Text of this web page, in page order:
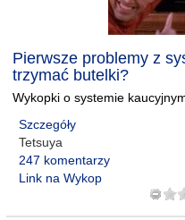
Pierwsze problemy z
trzymać butelki?
Wykopki o systemie
Szczegóły
Tetsuya
247 komentarzy
Link na Wykop